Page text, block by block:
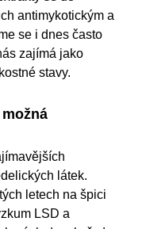
antimykotickým a
se i dnes často
zajímá jako
stavy.
látek.
letech na špici
LSD a